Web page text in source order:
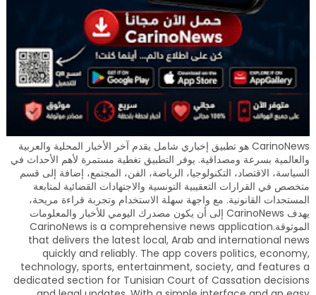
CarinoNews هو تطبيق إخباري شامل يقدم آخر الأخبار المحلية والعربية
والعالمية بسرعة ومصداقية. يوفر التطبيق تغطية مستمرة لأهم الأحداث في
السياسة، الاقتصاد، التكنولوجيا، الرياضة، الفن، المجتمع، إضافة إلى قسم
متخصص في القرارات التعقيبية التونسية والاجتهادات القضائية لمتابعة
المستجدات القانونية. مع واجهة سهلة الاستخدام وتجربة قراءة مريحة،
يهدف CarinoNews إلى أن يكون مصدرك اليومي للأخبار والمعلومات
الموثوقة.CarinoNews is a comprehensive news application
that delivers the latest local, Arab and international news
quickly and reliably. The app covers politics, economy,
technology, sports, entertainment, society, and features a
dedicated section for Tunisian Court of Cassation decisions